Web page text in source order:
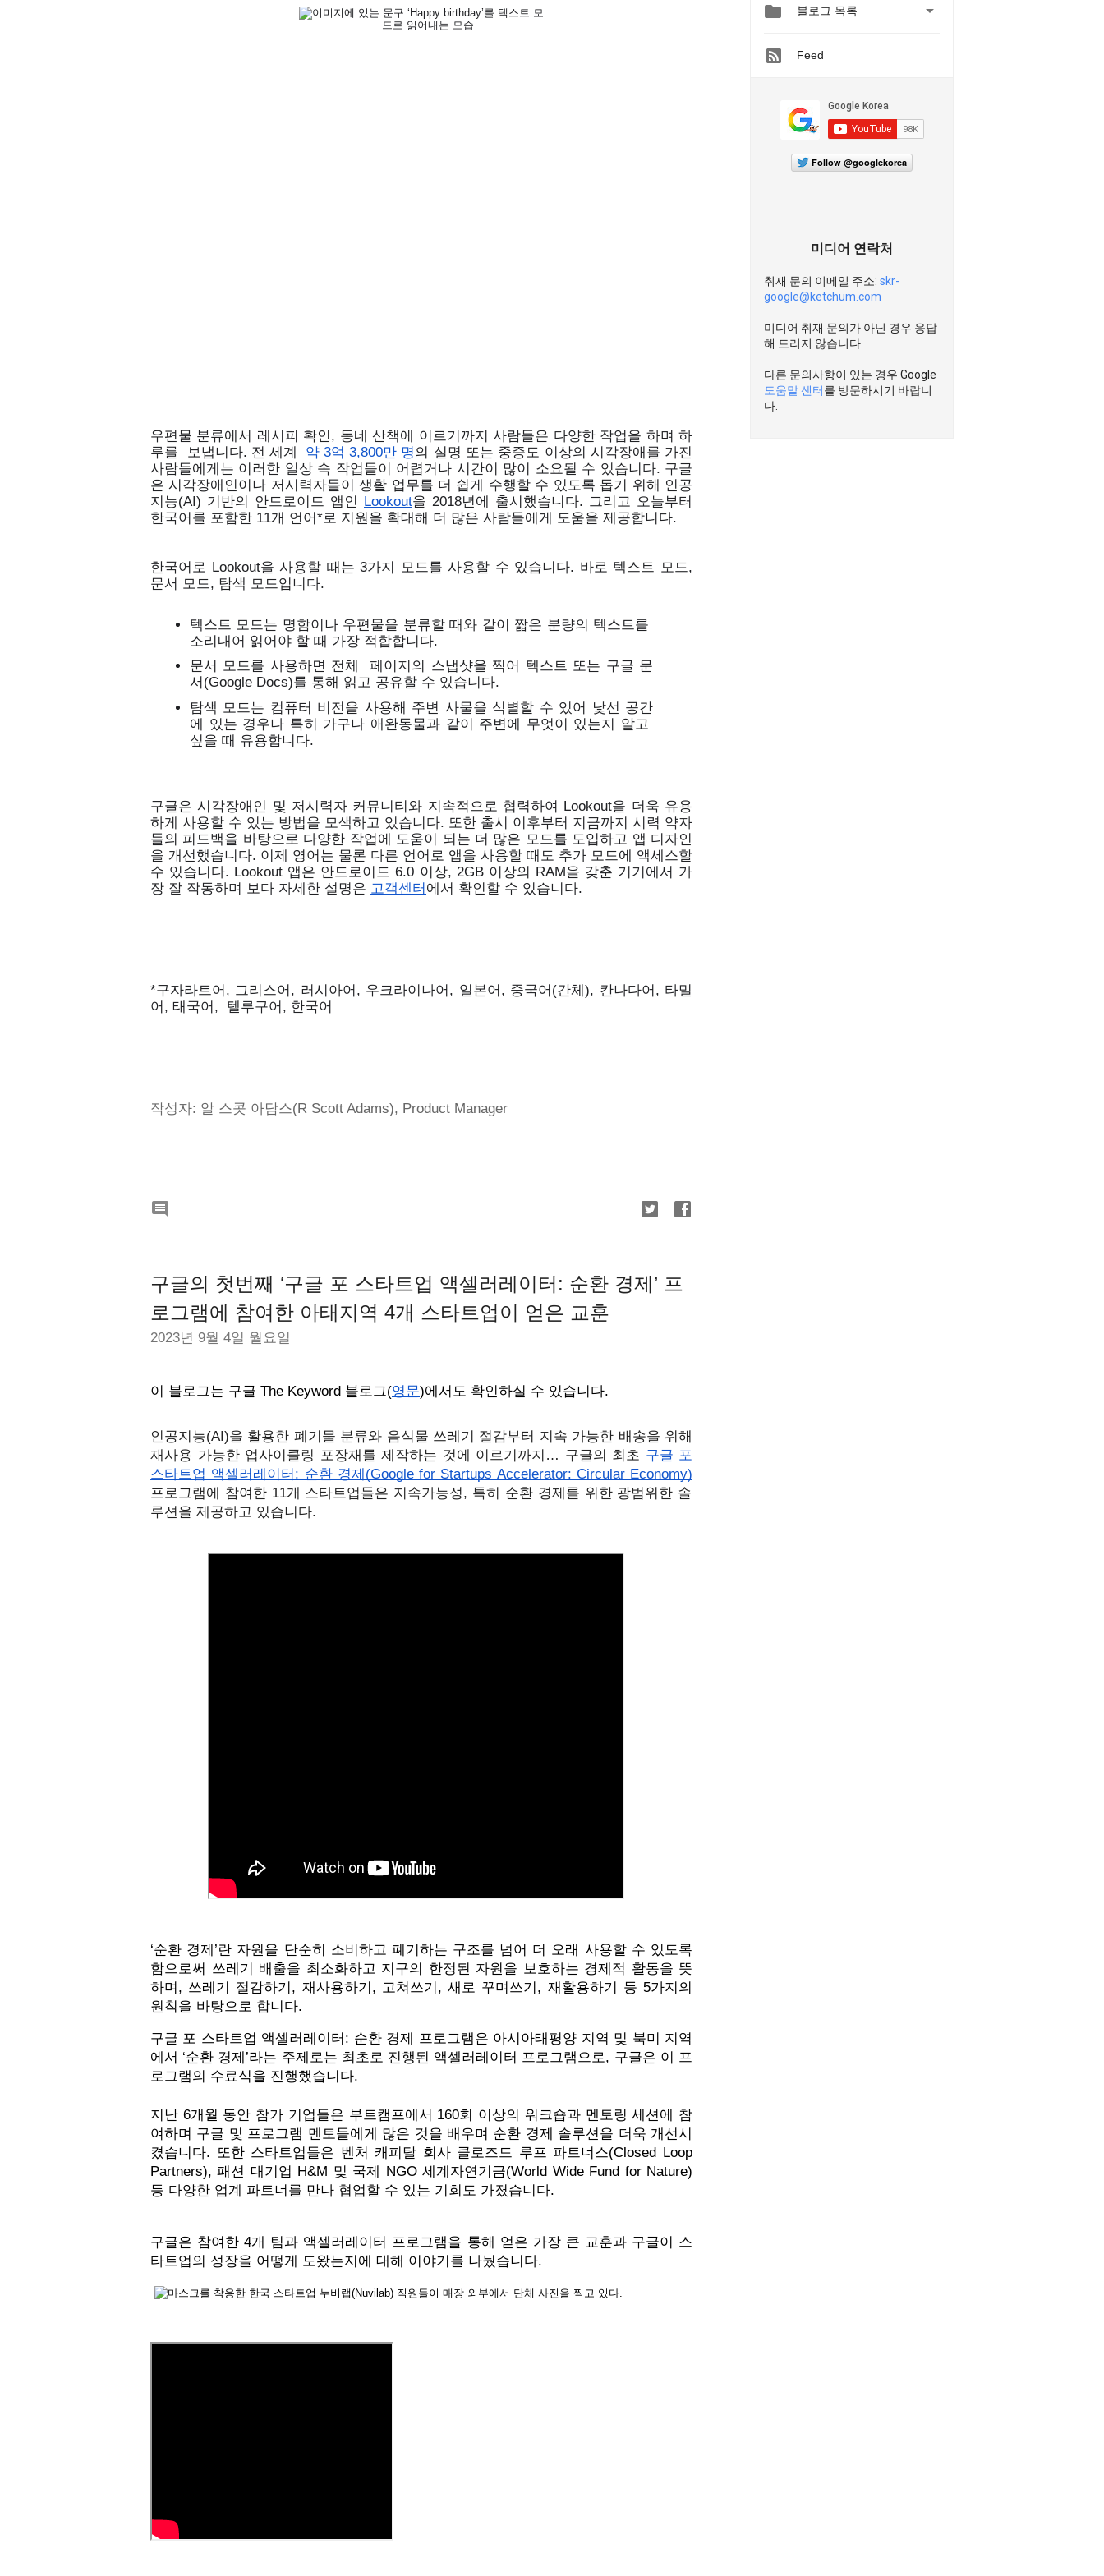
우편물 분류에서 레시피 확인, 동네 산책에 이르기까지 사람들은 다양한 작업을 하며 하
루를  보냅니다. 전 세계
약 3억 3,800만 명의 실명 또는 중증도 이상의 시각장애를 가진
사람들에게는 이러한 일상 속 작업들이 어렵거나 시간이 많이 소요될 수 있습니다. 구글
은 시각장애인이나 저시력자들이 생활 업무를 더 쉽게 수행할 수 있도록 돕기 위해 인공
지능(AI) 기반의 안드로이드 앱인 Lookout을 2018년에 출시했습니다. 그리고 오늘부터
한국어를 포함한 11개 언어*로 지원을 확대해 더 많은 사람들에게 도움을 제공합니다.
한국어로 Lookout을 사용할 때는 3가지 모드를 사용할 수 있습니다. 바로 텍스트 모드,
문서 모드, 탐색 모드입니다.
텍스트 모드는 명함이나 우편물을 분류할 때와 같이 짧은 분량의 텍스트를
소리내어 읽어야 할 때 가장 적합합니다.
문서 모드를 사용하면 전체  페이지의 스냅샷을 찍어 텍스트 또는 구글 문
서(Google Docs)를 통해 읽고 공유할 수 있습니다.
탐색 모드는 컴퓨터 비전을 사용해 주변 사물을 식별할 수 있어 낯선 공간
에 있는 경우나 특히 가구나 애완동물과 같이 주변에 무엇이 있는지 알고
싶을 때 유용합니다.
구글은 시각장애인 및 저시력자 커뮤니티와 지속적으로 협력하여 Lookout을 더욱 유용
하게 사용할 수 있는 방법을 모색하고 있습니다. 또한 출시 이후부터 지금까지 시력 약자
들의 피드백을 바탕으로 다양한 작업에 도움이 되는 더 많은 모드를 도입하고 앱 디자인
을 개선했습니다. 이제 영어는 물론 다른 언어로 앱을 사용할 때도 추가 모드에 액세스할
수 있습니다. Lookout 앱은 안드로이드 6.0 이상, 2GB 이상의 RAM을 갖춘 기기에서 가
장 잘 작동하며 보다 자세한 설명은 고객센터 에서 확인할 수 있습니다.
*구자라트어, 그리스어, 러시아어, 우크라이나어, 일본어, 중국어(간체), 칸나다어, 타밀
어, 태국어,  텔루구어, 한국어
작성자: 알 스콧 아담스(R Scott Adams), Product Manager

구글의 첫번째 ‘구글 포 스타트업 액셀러레이터: 순환 경제’ 프
로그램에 참여한 아태지역 4개 스타트업이 얻은 교훈
2023년 9월 4일 월요일
이 블로그는 구글 The Keyword 블로그(영문)에서도 확인하실 수 있습니다.
인공지능(AI)을 활용한 폐기물 분류와 음식물 쓰레기 절감부터 지속 가능한 배송을 위해
재사용 가능한 업사이클링 포장재를 제작하는 것에 이르기까지… 구글의 최초 구글 포
스타트업 액셀러레이터: 순환 경제(Google for Startups Accelerator: Circular Economy)
프로그램에 참여한 11개 스타트업들은 지속가능성, 특히 순환 경제를 위한 광범위한 솔
루션을 제공하고 있습니다.
‘순환 경제’란 자원을 단순히 소비하고 폐기하는 구조를 넘어 더 오래 사용할 수 있도록
함으로써 쓰레기 배출을 최소화하고 지구의 한정된 자원을 보호하는 경제적 활동을 뜻
하며, 쓰레기 절감하기, 재사용하기, 고쳐쓰기, 새로 꾸며쓰기, 재활용하기 등 5가지의
원칙을 바탕으로 합니다.
구글 포 스타트업 액셀러레이터: 순환 경제 프로그램은 아시아태평양 지역 및 북미 지역
에서 ‘순환 경제’라는 주제로는 최초로 진행된 액셀러레이터 프로그램으로, 구글은 이 프
로그램의 수료식을 진행했습니다.
지난 6개월 동안 참가 기업들은 부트캠프에서 160회 이상의 워크숍과 멘토링 세션에 참
여하며 구글 및 프로그램 멘토들에게 많은 것을 배우며 순환 경제 솔루션을 더욱 개선시
켰습니다. 또한 스타트업들은 벤처 캐피탈 회사 클로즈드 루프 파트너스(Closed Loop
Partners), 패션 대기업 H&M 및 국제 NGO 세계자연기금(World Wide Fund for Nature)
등 다양한 업계 파트너를 만나 협업할 수 있는 기회도 가졌습니다.
구글은 참여한 4개 팀과 액셀러레이터 프로그램을 통해 얻은 가장 큰 교훈과 구글이 스
타트업의 성장을 어떻게 도왔는지에 대해 이야기를 나눴습니다.
 블로그 목록 
Feed
Follow @googlekorea
미디어 연락처
취재 문의 이메일 주소: skr-
google@ketchum.com
미디어 취재 문의가 아닌 경우 응답
해 드리지 않습니다.
다른 문의사항이 있는 경우 Google
도움말 센터를 방문하시기 바랍니
다.